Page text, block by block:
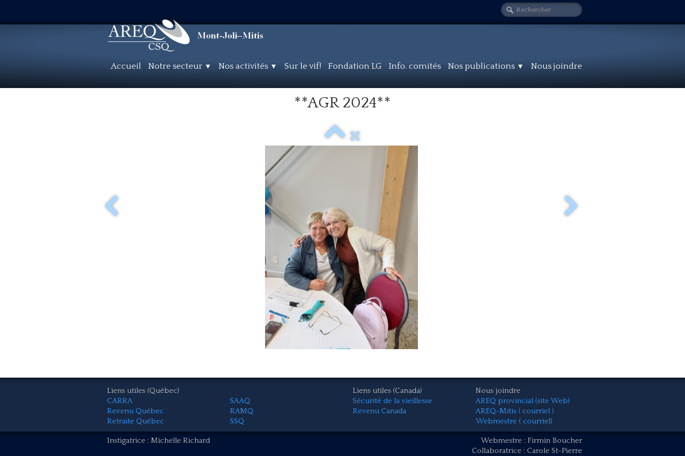
Accueil Notre secteur ▼ Nos activités ▼ Sur le vif! Fondation LG Info. comités Nos publications ▼ Nous joindre
**AGR 2024**
Liens utiles (Québec)
CARRA
Revenu Québec
Retraite Québec
SAAQ
RAMQ
SSQ
Liens utiles (Canada)
Sécurité de la vieillesse
Revenu Canada
Nous joindre
AREQ provincial (site Web)
AREQ-Mitis ( courriel )
Webmestre ( courriel)
Instigatrice : Michelle Richard
Webmestre : Firmin Boucher
Collaboratrice : Carole St-Pierre